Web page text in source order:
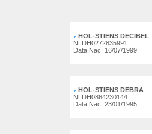
HOL-STIENS DECIBEL
NLDH0272835991
Data Nac. 16/07/1999
HOL-STIENS DEBRA
NLDH0864230144
Data Nac. 23/01/1995